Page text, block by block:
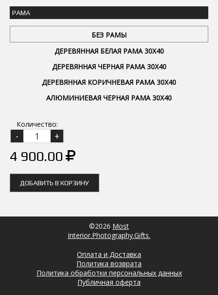
РАМА
БЕЗ РАМЫ
ДЕРЕВЯННАЯ БЕЛАЯ РАМА 30Х40
ДЕРЕВЯННАЯ ЧЕРНАЯ РАМА 30Х40
ДЕРЕВЯННАЯ КОРИЧНЕВАЯ РАМА 30Х40
АЛЮМИНИЕВАЯ ЧЕРНАЯ РАМА 30Х40
Количество:
4 900.00
ДОБАВИТЬ В КОРЗИНУ
©2026 Most
Interior.Photography.Gifts.
Оплата и Доставка
Политика возврата
Политика обработки персональных данных
Публичная оферта